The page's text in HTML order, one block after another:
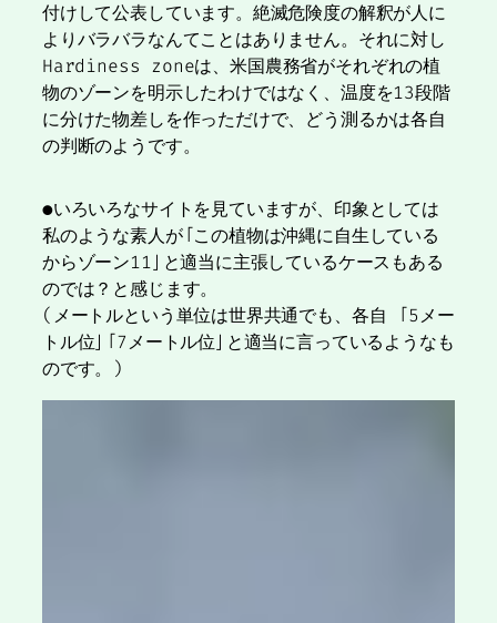
付けして公表しています。絶滅危険度の解釈が人に
よりバラバラなんてことはありません。それに対し
Hardiness zoneは、米国農務省がそれぞれの植
物のゾーンを明示したわけではなく、温度を13段階
に分けた物差しを作っただけで、どう測るかは各自
の判断のようです。
●いろいろなサイトを見ていますが、印象としては
私のような素人が「この植物は沖縄に自生している
からゾーン11」と適当に主張しているケースもある
のでは？と感じます。
(メートルという単位は世界共通でも、各自 「5メー
トル位」「7メートル位」と適当に言っているようなも
のです。)